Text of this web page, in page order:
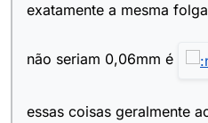
exatamente a mesma
não seriam 0,06mm é
essas coisas geralmente